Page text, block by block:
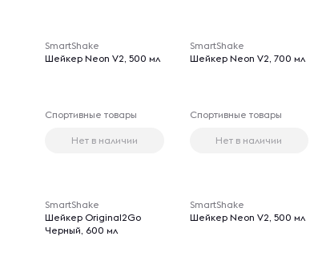
SmartShake
Шейкер Neon V2, 500 мл
Спортивные товары
Нет в наличии
SmartShake
Шейкер Neon V2, 700 мл
Спортивные товары
Нет в наличии
SmartShake
Шейкер Original2Go
Черный, 600 мл
SmartShake
Шейкер Neon V2, 500 мл